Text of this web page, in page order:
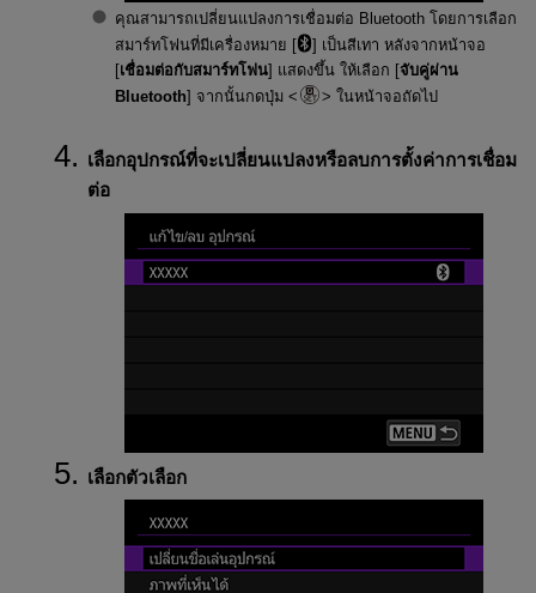
คุณสามารถเปลี่ยนแปลงการเชื่อมต่อ Bluetooth โดยการเลือก
สมาร์ทโฟนที่มีเครื่องหมาย [
] เป็นสีเทา หลังจากหน้าจอ
[เชื่อมต่อกับสมาร์ทโฟน] แสดงขึ้น ให้เลือก [จับคู่ผ่าน
Bluetooth] จากนั้นกดปุ่ม ในหน้าจอถัดไป
เลือกอุปกรณ์ที่จะเปลี่ยนแปลงหรือลบการตั้งค่าการเชื่อม
ต่อ
เลือกตัวเลือก